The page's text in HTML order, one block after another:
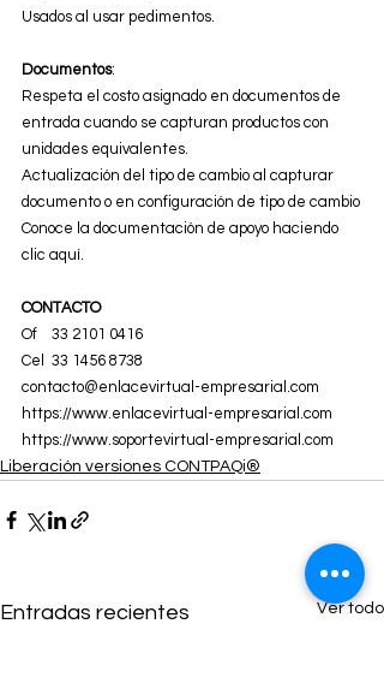
Usados al usar pedimentos.
Documentos:
Respeta el costo asignado en documentos de
entrada cuando se capturan productos con
unidades equivalentes.
Actualización del tipo de cambio al capturar
documento o en configuración de tipo de cambio
Conoce la documentación de apoyo haciendo
clic aquí.
CONTACTO
Of    33 2101 0416
Cel  33 1456 8738
contacto@enlacevirtual-empresarial.com
https://www.enlacevirtual-empresarial.com
https://www.soportevirtual-empresarial.com
Liberación versiones CONTPAQi®
Entradas recientes Ver todo